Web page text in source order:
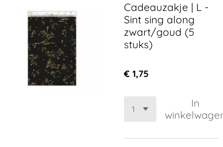
Cadeauzakje | L -
Sint sing along
zwart/goud (5
stuks)
€ 1,75
In